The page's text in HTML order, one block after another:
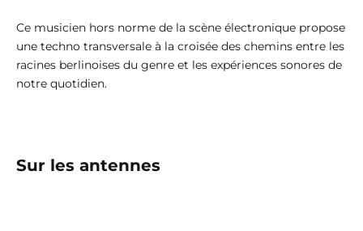
Ce musicien hors norme de la scène électronique propose
une techno transversale à la croisée des chemins entre les
racines berlinoises du genre et les expériences sonores de
notre quotidien.
Sur les antennes